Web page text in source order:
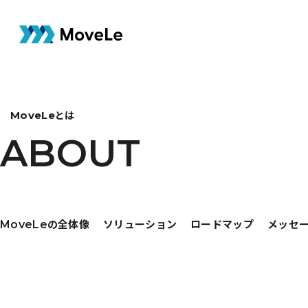
MoveLeとは
ABOUT
ABOUT
MoveLeの全体像 ソリューション ロードマップ メッセ